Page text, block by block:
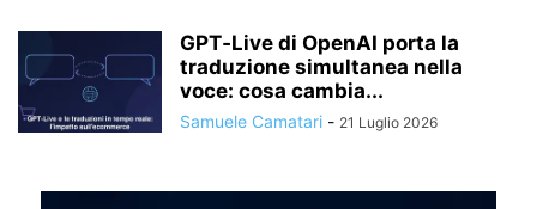
GPT‑Live di OpenAI porta la
traduzione simultanea nella
voce: cosa cambia...
Samuele Camatari - 21 Luglio 2026